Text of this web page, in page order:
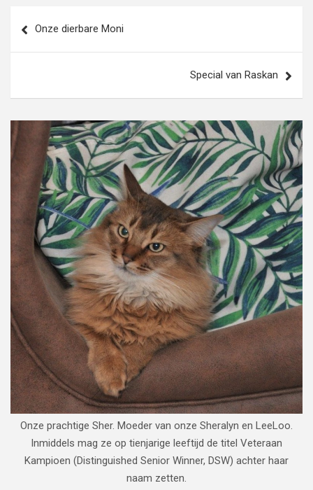
navigatie
Onze dierbare Moni
Special van Raskan
Onze prachtige Sher. Moeder van onze Sheralyn en LeeLoo.
Inmiddels mag ze op tienjarige leeftijd de titel Veteraan
Kampioen (Distinguished Senior Winner, DSW) achter haar
naam zetten.